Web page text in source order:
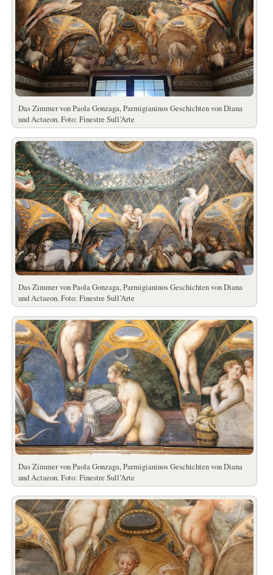
Das Zimmer von Paola Gonzaga, Parmigianinos Geschichten von Diana
und Actaeon. Foto: Finestre Sull’Arte
Das Zimmer von Paola Gonzaga, Parmigianinos Geschichten von Diana
und Actaeon. Foto: Finestre Sull’Arte
Das Zimmer von Paola Gonzaga, Parmigianinos Geschichten von Diana
und Actaeon. Foto: Finestre Sull’Arte